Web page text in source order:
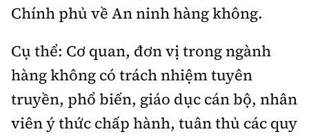
Thông tin tòa
Chính phủ về An ninh hàng không.
Cụ thể: Cơ quan, đơn vị trong ngành
hàng không có trách nhiệm tuyên
truyền, phổ biến, giáo dục cán bộ, nhân
viên ý thức chấp hành, tuân thủ các quy